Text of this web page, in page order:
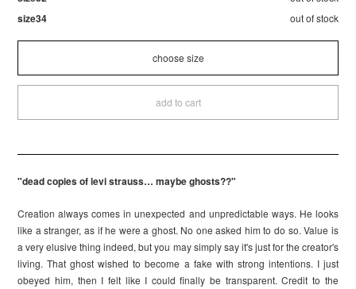
size34 out of stock
add to cart
"dead copies of levi strauss… maybe ghosts??"
Creation always comes in unexpected and unpredictable ways. He looks
like a stranger, as if he were a ghost. No one asked him to do so. Value is
a very elusive thing indeed, but you may simply say it's just for the creator's
living. That ghost wished to become a fake with strong intentions. I just
obeyed him, then I felt like I could finally be transparent. Credit to the